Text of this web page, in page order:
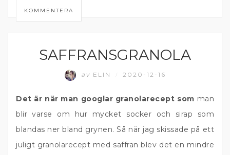
KOMMENTERA
ADVENTSAFFRANSGRANOLA
av ELIN 2020-12-16
Det är när man googlar granolarecept som man
blir varse om hur mycket socker och sirap som
blandas ner bland grynen. Så när jag skissade på ett
juligt granolarecept med saffran blev det en mindre